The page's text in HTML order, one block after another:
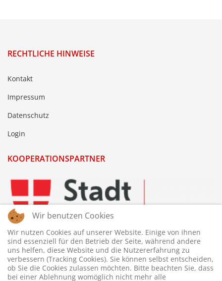
RECHTLICHE HINWEISE
Kontakt
Impressum
Datenschutz
Login
KOOPERATIONSPARTNER
Wir benutzen Cookies
Wir nutzen Cookies auf unserer Website. Einige von ihnen
sind essenziell für den Betrieb der Seite, während andere
uns helfen, diese Website und die Nutzererfahrung zu
verbessern (Tracking Cookies). Sie können selbst entscheiden,
ob Sie die Cookies zulassen möchten. Bitte beachten Sie, dass
bei einer Ablehnung womöglich nicht mehr alle